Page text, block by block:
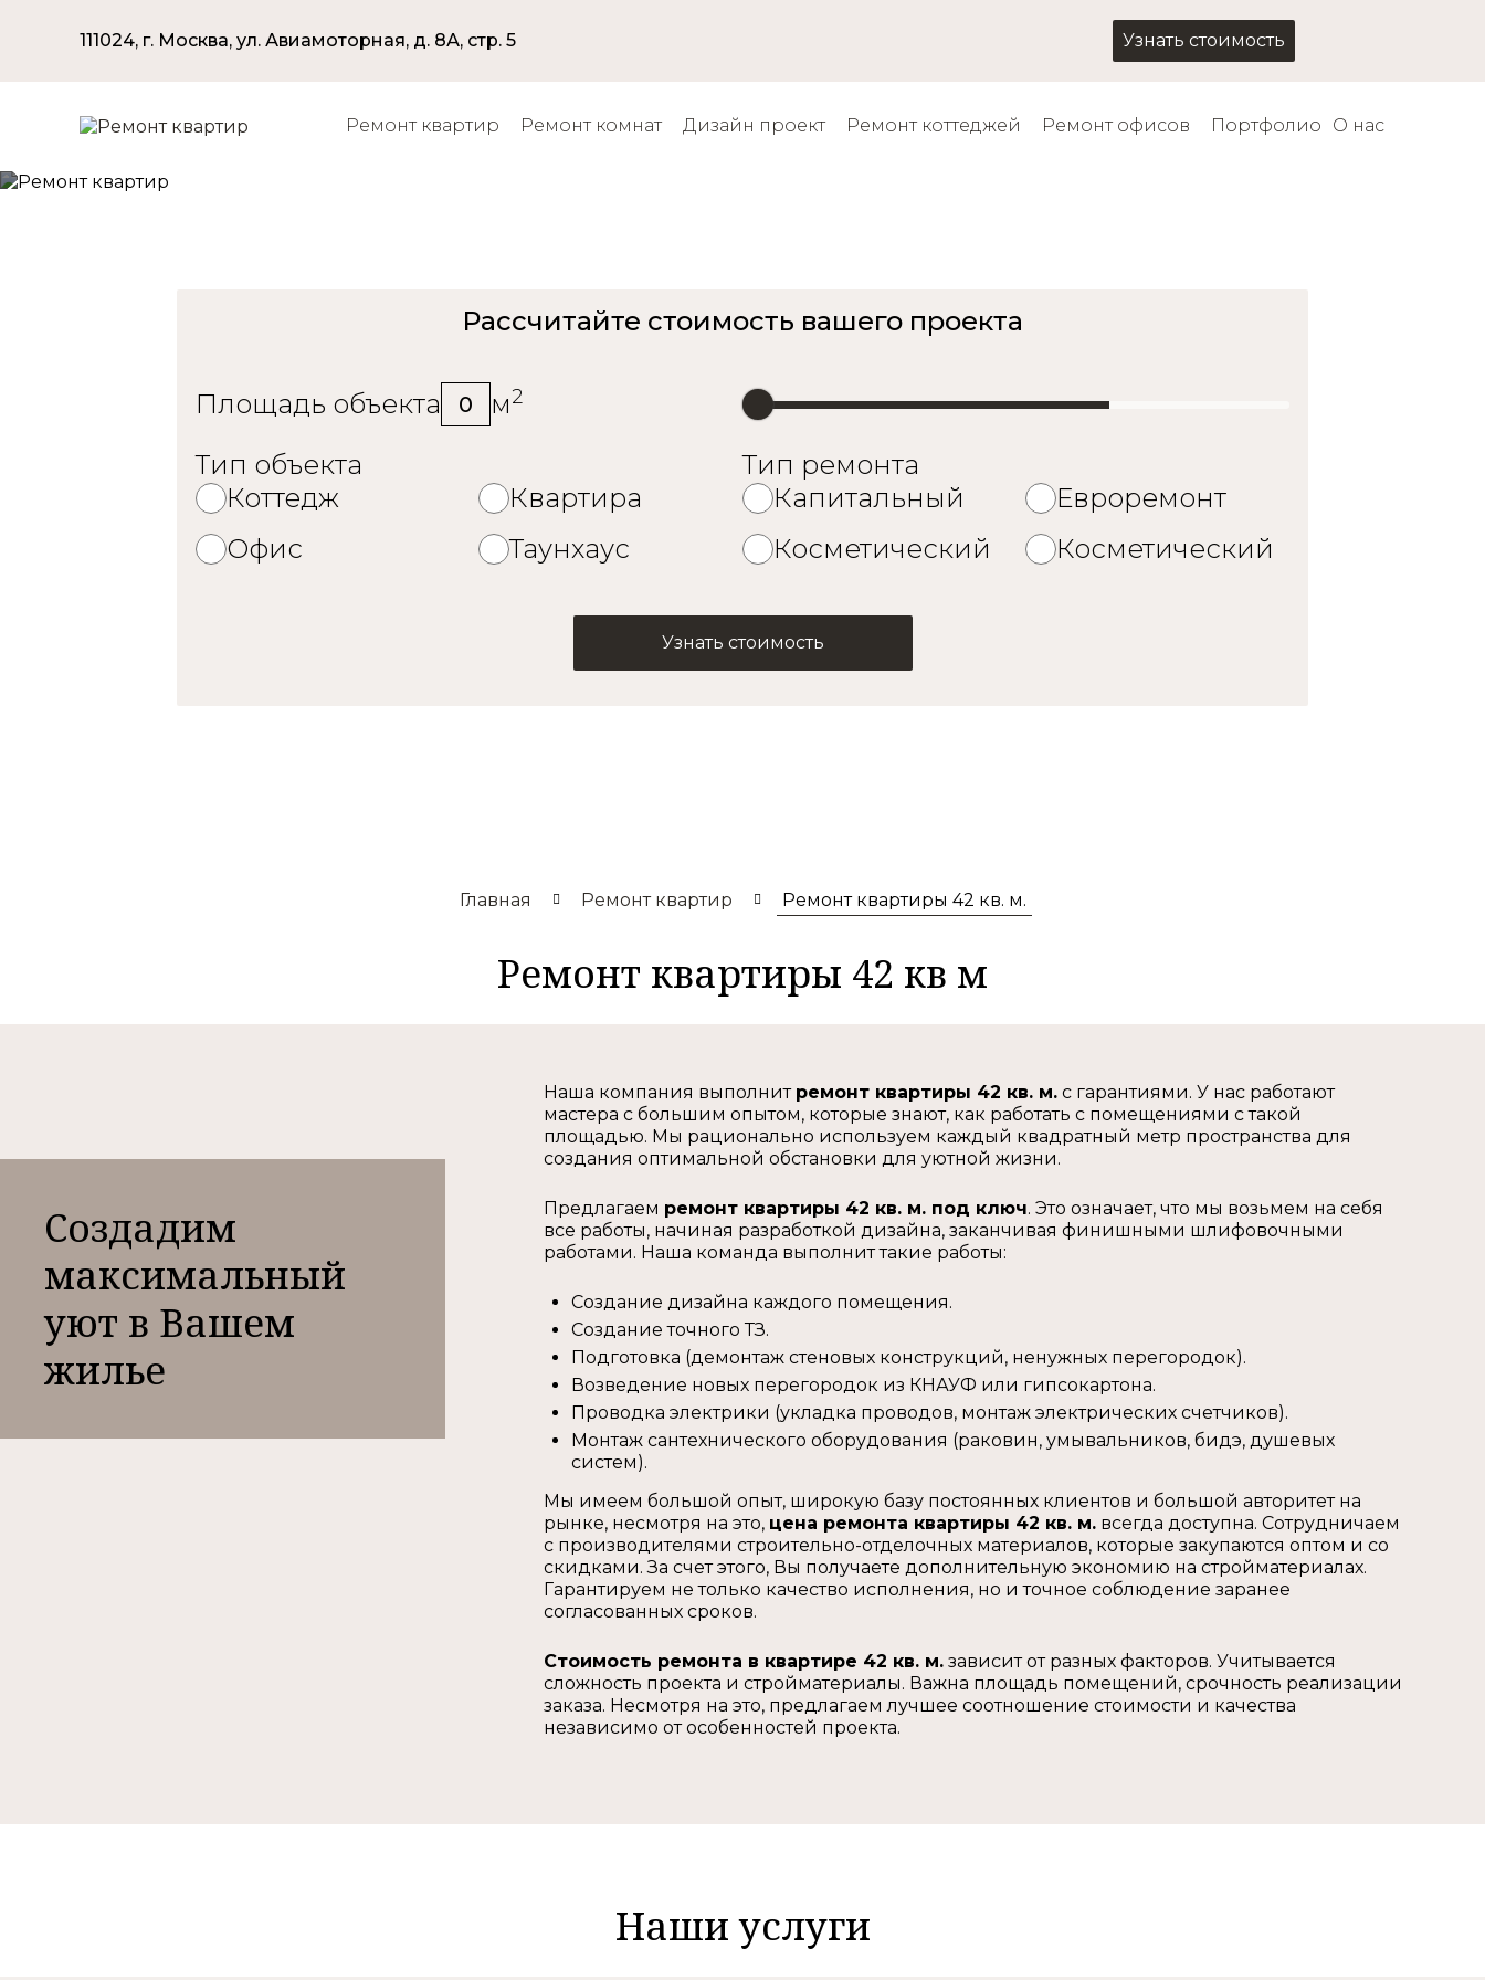
111024, г. Москва, ул. Авиамоторная, д. 8А, стр. 5 Узнать стоимость
Ремонт квартир Ремонт комнат Дизайн проект Ремонт коттеджей Ремонт офисов Портфолио О нас
Рассчитайте стоимость вашего проекта
Площадь объекта 0 м2
Тип объекта
Коттедж
Квартира
Офис
Таунхаус
Тип ремонта
Капитальный
Евроремонт
Косметический
Косметический
Узнать стоимость
Главная Ремонт квартир Ремонт квартиры 42 кв. м.
Ремонт квартиры 42 кв м
Создадим
максимальный
уют в Вашем
жилье
Наша компания выполнит ремонт квартиры 42 кв. м. с гарантиями. У нас работают
мастера с большим опытом, которые знают, как работать с помещениями с такой
площадью. Мы рационально используем каждый квадратный метр пространства для
создания оптимальной обстановки для уютной жизни.
Предлагаем ремонт квартиры 42 кв. м. под ключ. Это означает, что мы возьмем на себя
все работы, начиная разработкой дизайна, заканчивая финишными шлифовочными
работами. Наша команда выполнит такие работы:
Создание дизайна каждого помещения.
Создание точного ТЗ.
Подготовка (демонтаж стеновых конструкций, ненужных перегородок).
Возведение новых перегородок из КНАУФ или гипсокартона.
Проводка электрики (укладка проводов, монтаж электрических счетчиков).
Монтаж сантехнического оборудования (раковин, умывальников, бидэ, душевых
систем).
Мы имеем большой опыт, широкую базу постоянных клиентов и большой авторитет на
рынке, несмотря на это, цена ремонта квартиры 42 кв. м. всегда доступна. Сотрудничаем
с производителями строительно-отделочных материалов, которые закупаются оптом и со
скидками. За счет этого, Вы получаете дополнительную экономию на стройматериалах.
Гарантируем не только качество исполнения, но и точное соблюдение заранее
согласованных сроков.
Стоимость ремонта в квартире 42 кв. м. зависит от разных факторов. Учитывается
сложность проекта и стройматериалы. Важна площадь помещений, срочность реализации
заказа. Несмотря на это, предлагаем лучшее соотношение стоимости и качества
независимо от особенностей проекта.
Наши услуги